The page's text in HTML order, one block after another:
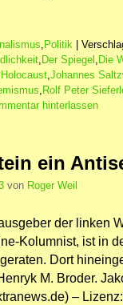
Politik |
Der Spiegel Die
Holocaust Johannes
Rolf Peter
hinterlassen
ein
von Roger Weil
der linken
Kolumnist, ist in
Dort
M. Broder.
–